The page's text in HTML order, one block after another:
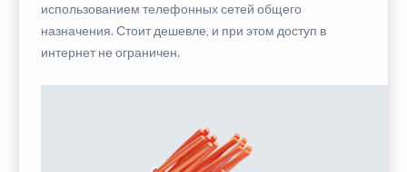
использованием телефонных сетей общего
назначения. Стоит дешевле, и при этом доступ в
интернет не ограничен.